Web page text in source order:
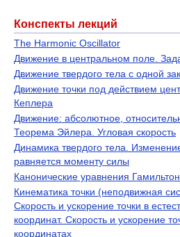
Конспекты лекций
The Harmonic Oscillator
Движение в центральном поле.
Движение твердого тела с одной
Движение точки под действием
Кеплера
Движение: абсолютное,
Теорема Эйлера. Угловая скорость
Динамика твердого тела.
равняется моменту силы
Канонические уравнения
Кинематика точки (неподвижная
Скорость и ускорение точки в
координат. Скорость и ускорение
координатах